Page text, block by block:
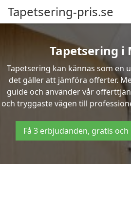
Tapetsering-pris.se
Tapetsering i
Tapetsering kan kännas som en
det gäller att jämföra offerter.
guide och använder vår
och tryggaste vägen till
Få 3 erbjudanden, gratis